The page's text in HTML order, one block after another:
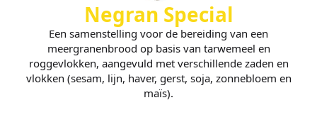
Negran Special
Een samenstelling voor de bereiding van een
meergranenbrood op basis van tarwemeel en
roggevlokken, aangevuld met verschillende zaden en
vlokken (sesam, lijn, haver, gerst, soja, zonnebloem en
maïs).